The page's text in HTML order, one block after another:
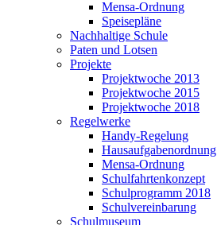
Mensa-Ordnung
Speisepläne
Nachhaltige Schule
Paten und Lotsen
Projekte
Projektwoche 2013
Projektwoche 2015
Projektwoche 2018
Regelwerke
Handy-Regelung
Hausaufgabenordnung
Mensa-Ordnung
Schulfahrtenkonzept
Schulprogramm 2018
Schulvereinbarung
Schulmuseum